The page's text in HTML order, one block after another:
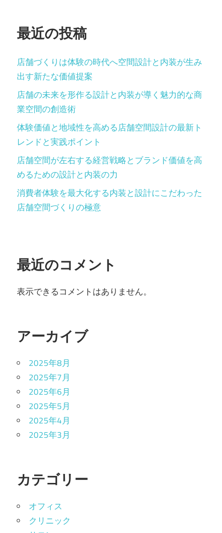
ジ
送
り
最近の投稿
店舗づくりは体験の時代へ空間設計と内装が生み
出す新たな価値提案
店舗の未来を形作る設計と内装が導く魅力的な商
業空間の創造術
体験価値と地域性を高める店舗空間設計の最新ト
レンドと実践ポイント
店舗空間が左右する経営戦略とブランド価値を高
めるための設計と内装の力
消費者体験を最大化する内装と設計にこだわった
店舗空間づくりの極意
最近のコメント
表示できるコメントはありません。
アーカイブ
2025年8月
2025年7月
2025年6月
2025年5月
2025年4月
2025年3月
カテゴリー
オフィス
クリニック